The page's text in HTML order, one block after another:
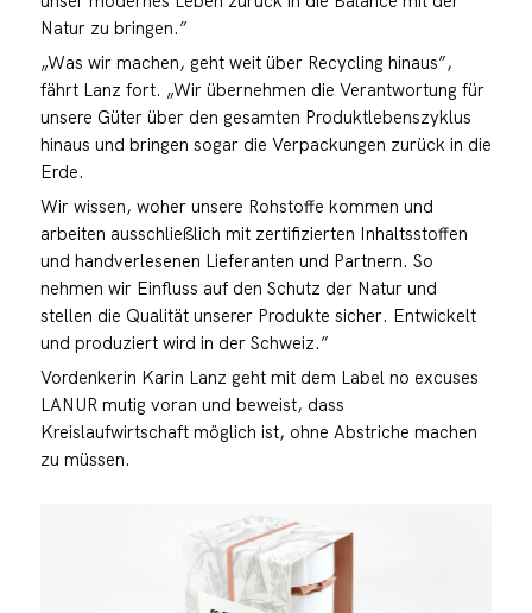
Natur zu bringen.”
„Was wir machen, geht weit über Recycling hinaus”,
fährt Lanz fort. „Wir übernehmen die Verantwortung für
unsere Güter über den gesamten Produktlebenszyklus
hinaus und bringen sogar die Verpackungen zurück in die
Erde.
Wir wissen, woher unsere Rohstoffe kommen und
arbeiten ausschließlich mit zertifizierten Inhaltsstoffen
und handverlesenen Lieferanten und Partnern. So
nehmen wir Einfluss auf den Schutz der Natur und
stellen die Qualität unserer Produkte sicher. Entwickelt
und produziert wird in der Schweiz.”
Vordenkerin Karin Lanz geht mit dem Label no excuses
LANUR mutig voran und beweist, dass
Kreislaufwirtschaft möglich ist, ohne Abstriche machen
zu müssen.